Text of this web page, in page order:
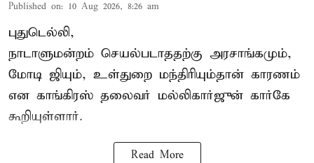
Published on: 10 Aug 2026, 8:26 am
புதுடெல்லி,
நாடாளுமன்றம் செயல்படாததற்கு அரசாங்கமும்,
மோடி ஜியும், உள்துறை மந்திரியும்தான் காரணம்
என காங்கிரஸ் தலைவர் மல்லிகார்ஜுன் கார்கே
கூறியுள்ளார்.
Read More